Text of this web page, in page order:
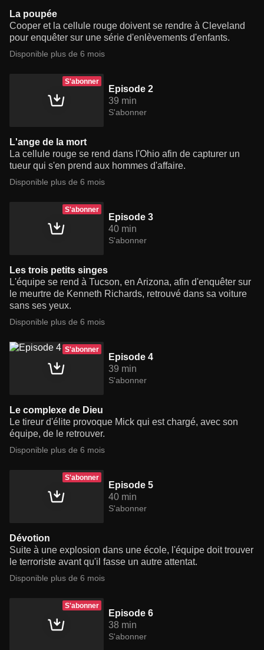
La poupée
Cooper et la cellule rouge doivent se rendre à Cleveland
pour enquêter sur une série d'enlèvements d'enfants.
Disponible plus de 6 mois
S'abonner
Episode 2
39 min
S'abonner
L'ange de la mort
La cellule rouge se rend dans l'Ohio afin de capturer un
tueur qui s'en prend aux hommes d'affaire.
Disponible plus de 6 mois
S'abonner
Episode 3
40 min
S'abonner
Les trois petits singes
L'équipe se rend à Tucson, en Arizona, afin d'enquêter sur
le meurtre de Kenneth Richards, retrouvé dans sa voiture
sans ses yeux.
Disponible plus de 6 mois
S'abonner
Episode 4
39 min
S'abonner
Le complexe de Dieu
Le tireur d'élite provoque Mick qui est chargé, avec son
équipe, de le retrouver.
Disponible plus de 6 mois
S'abonner
Episode 5
40 min
S'abonner
Dévotion
Suite à une explosion dans une école, l'équipe doit trouver
le terroriste avant qu'il fasse un autre attentat.
Disponible plus de 6 mois
S'abonner
Episode 6
38 min
S'abonner